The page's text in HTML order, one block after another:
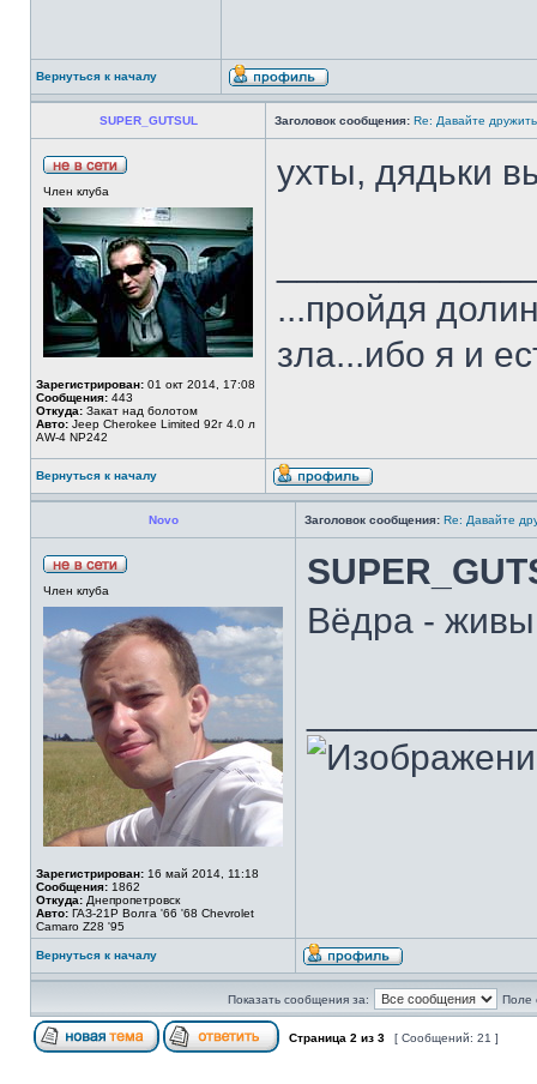
Вернуться к началу
SUPER_GUTSUL Заголовок сообщения: Re: Давайте
Член клуба
Зарегистрирован: 01 окт 2014, 17:08
Сообщения: 443
Откуда: Закат над болотом
Авто: Jeep Cherokee Limited 92г 4.0 л
AW-4 NP242
ухты, дядьки
...пройдя
зла...ибо я и
Вернуться к началу
Novo Заголовок сообщения: Re: Давайте
Член клуба
Зарегистрирован: 16 май 2014, 11:18
Сообщения: 1862
Откуда: Днепропетровск
Авто: ГАЗ-21Р Волга '66 '68 Chevrolet
Camaro Z28 '95
Вёдра -
Вернуться к началу
Показать сообщения за: Поле
Страница 2 из 3 [ Сообщений: 21 ]